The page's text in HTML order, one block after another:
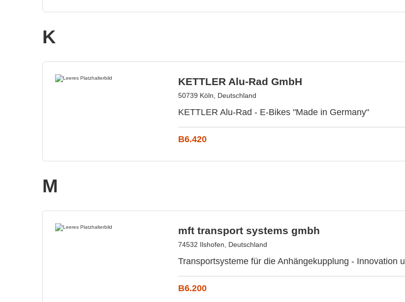
K
KETTLER Alu-Rad GmbH
50739 Köln, Deutschland
KETTLER Alu-Rad - E-Bikes "Made in Germany"
B6.420
M
mft transport systems gmbh
74532 Ilshofen, Deutschland
Transportsysteme für die Anhängekupplung - Innovation
B6.200